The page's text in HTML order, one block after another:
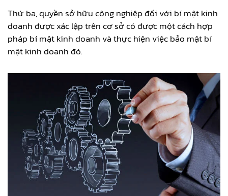
Thứ ba, quyền sở hữu công nghiệp đối với bí mật kinh
doanh được xác lập trên cơ sở có được một cách hợp
pháp bí mật kinh doanh và thực hiện việc bảo mật bí
mật kinh doanh đó.